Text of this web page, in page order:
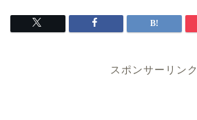
スポンサーリンク